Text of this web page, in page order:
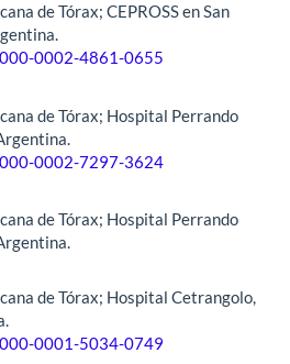
de Tórax; CEPROSS en San
0002-4861-0655
de Tórax; Hospital Perrando
0002-7297-3624
de Tórax; Hospital Perrando
de Tórax; Hospital Cetrangolo,
0001-5034-0749